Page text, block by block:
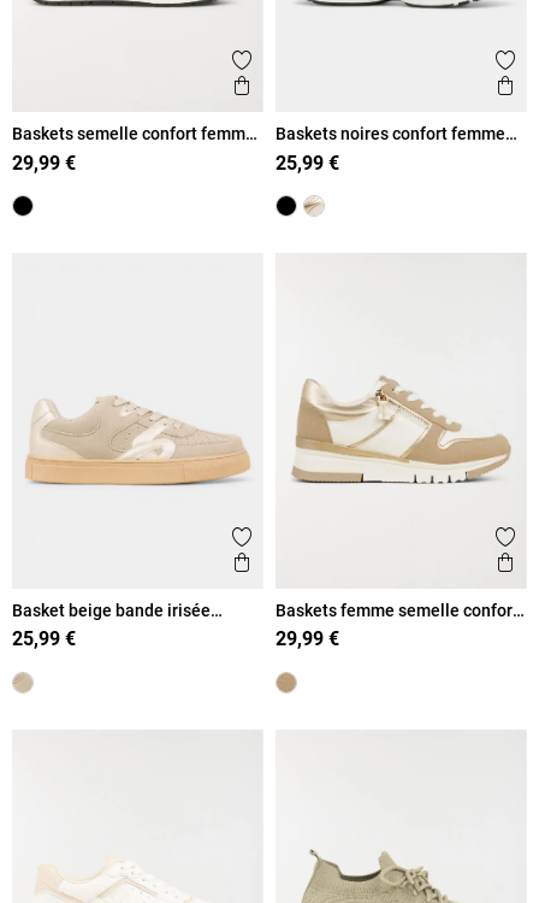
Ajouter aux favoris
Aperçu rapide
Baskets semelle confort femme
(36-41)
29,99 €
Baskets noires confort femme
(36-41)
25,99 €
Ajouter aux favoris
Aperçu rapide
Basket beige bande irisée
femme (36-41)
25,99 €
Baskets femme semelle confort
(36-41)
29,99 €